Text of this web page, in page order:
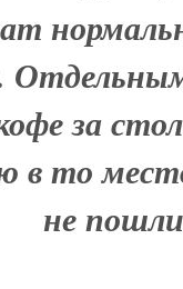
за
в то
не